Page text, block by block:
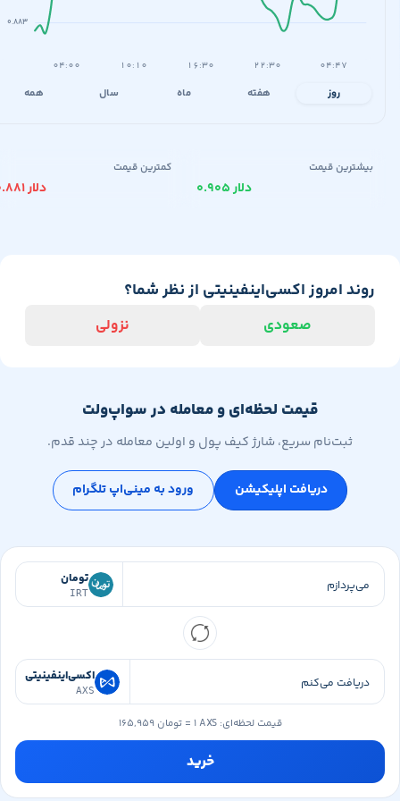
۰.۸۸۳
قیمت کمترین قیمت
امروز اکسی‌اینفینیتی از نظر شما؟
صعودی نزولی
قیمت لحظه‌ای و معامله در سواپ‌ولت
ثبت‌نام سریع، شارژ کیف پول و اولین معامله در چند قدم.
دریافت اپلیکیشن ورود به مینی‌اپ تلگرام
تومان
IRT
اکسی‌اینفینیتی
AXS
قیمت لحظه‌ای:۱ AXS=۱۶۵,۹۵۹ تومان